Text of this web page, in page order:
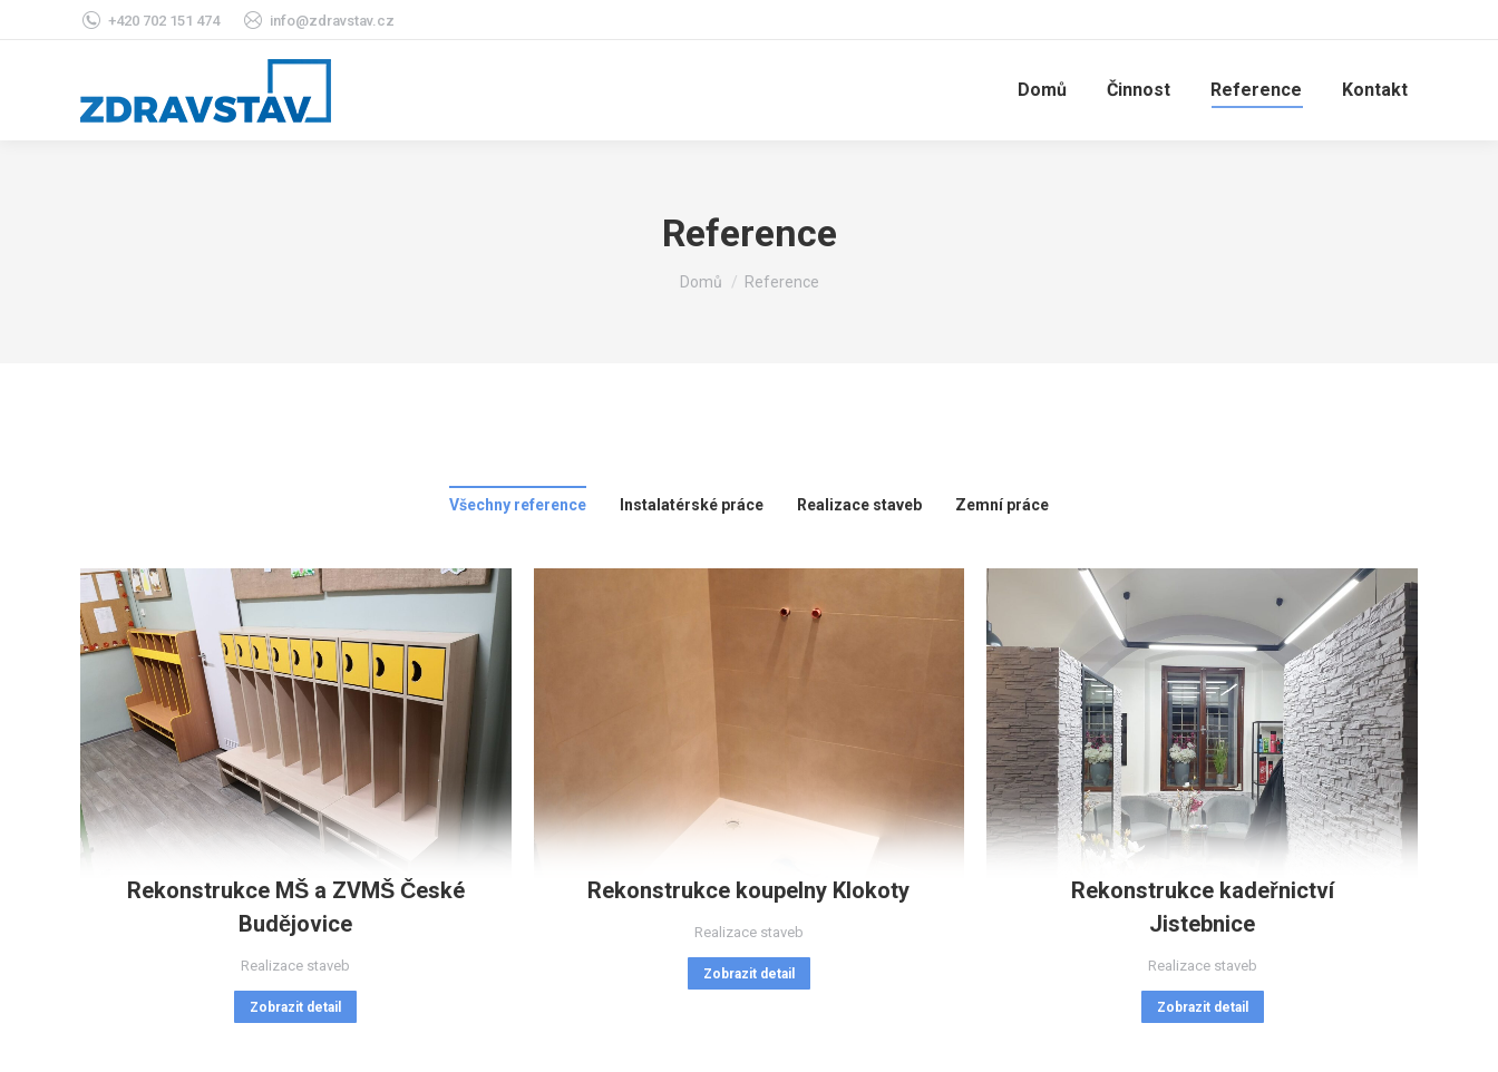
+420 702 151 474 info@zdravstav.cz
Domů Činnost Reference Kontakt
Reference
You are here:
Domů Reference
Všechny reference Instalatérské práce Realizace staveb Zemní práce
Rekonstrukce MŠ a ZVMŠ České
Budějovice
Realizace staveb
Zobrazit detail
Rekonstrukce koupelny Klokoty
Realizace staveb
Zobrazit detail
Rekonstrukce kadeřnictví
Jistebnice
Realizace staveb
Zobrazit detail